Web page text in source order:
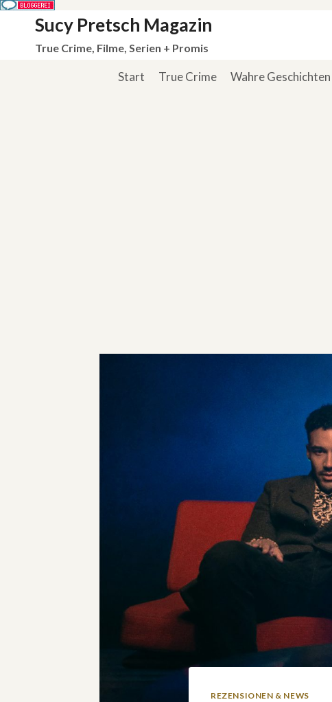
springen
Sucy Pretsch Magazin
True Crime, Filme, Serien + Promis
Start True Crime Wahre Geschichten
REZENSIONEN & NEWS